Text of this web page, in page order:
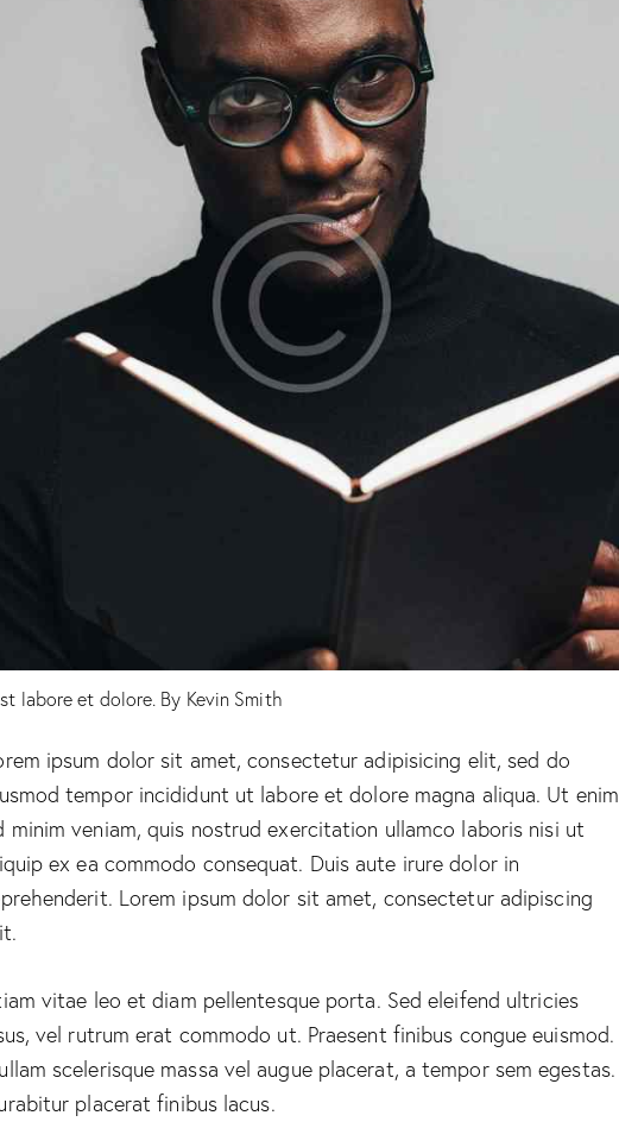
labore et dolore. By Kevin Smith
ipsum dolor sit amet, consectetur adipisicing elit, sed do
tempor incididunt ut labore et dolore magna aliqua. Ut enim
minim veniam, quis nostrud exercitation ullamco laboris nisi ut
ex ea commodo consequat. Duis aute irure dolor in
Lorem ipsum dolor sit amet, consectetur adipiscing
vitae leo et diam pellentesque porta. Sed eleifend ultricies
vel rutrum erat commodo ut. Praesent finibus congue euismod.
scelerisque massa vel augue placerat, a tempor sem egestas.
placerat finibus lacus.